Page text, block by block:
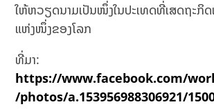
ໃຫ້ຫວຽດນາມເປັນໜຶ່ງໃນປະເທດທີ່ເສດຖະກິ
ແຫ່ງໜຶ່ງຂອງໂລກ
ທີ່ມາ:
https://www.facebook.com/
/photos/a.153956988306921/